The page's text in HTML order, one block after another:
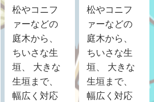
松やコニフ
ァーなどの
庭木から、
ちいさな生
垣、 大きな
生垣まで、
幅広く対応
松やコニフ
ァーなどの
庭木から、
ちいさな生
垣、 大きな
生垣まで、
幅広く対応